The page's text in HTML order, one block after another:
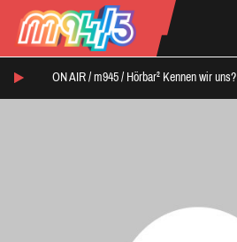
ON AIR / m945 / Hörbar² Kennen wir uns?